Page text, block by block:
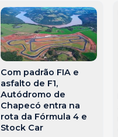
Com padrão FIA e
asfalto de F1,
Autódromo de
Chapecó entra na
rota da Fórmula 4 e
Stock Car